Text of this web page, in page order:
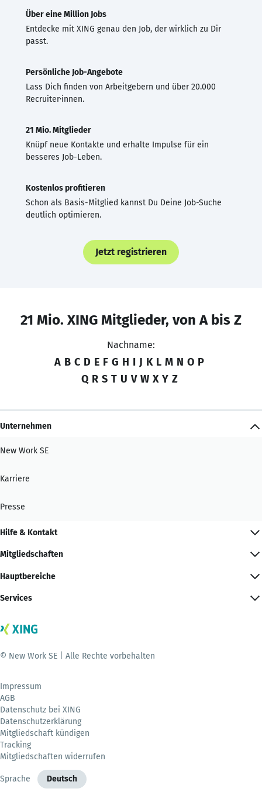
Über eine Million Jobs
Entdecke mit XING genau den Job, der wirklich zu Dir
passt.
Persönliche Job-Angebote
Lass Dich finden von Arbeitgebern und über 20.000
Recruiter·innen.
21 Mio. Mitglieder
Knüpf neue Kontakte und erhalte Impulse für ein
besseres Job-Leben.
Kostenlos profitieren
Schon als Basis-Mitglied kannst Du Deine Job-Suche
deutlich optimieren.
Jetzt registrieren
21 Mio. XING Mitglieder, von A bis Z
Nachname:
A B C D E F G H I J K L M N O P
Q R S T U V W X Y Z
Unternehmen
New Work SE
Karriere
Presse
Hilfe & Kontakt
Mitgliedschaften
Hauptbereiche
Services
© New Work SE | Alle Rechte vorbehalten
Impressum
AGB
Datenschutz bei XING
Datenschutzerklärung
Mitgliedschaft kündigen
Tracking
Mitgliedschaften widerrufen
Sprache Deutsch